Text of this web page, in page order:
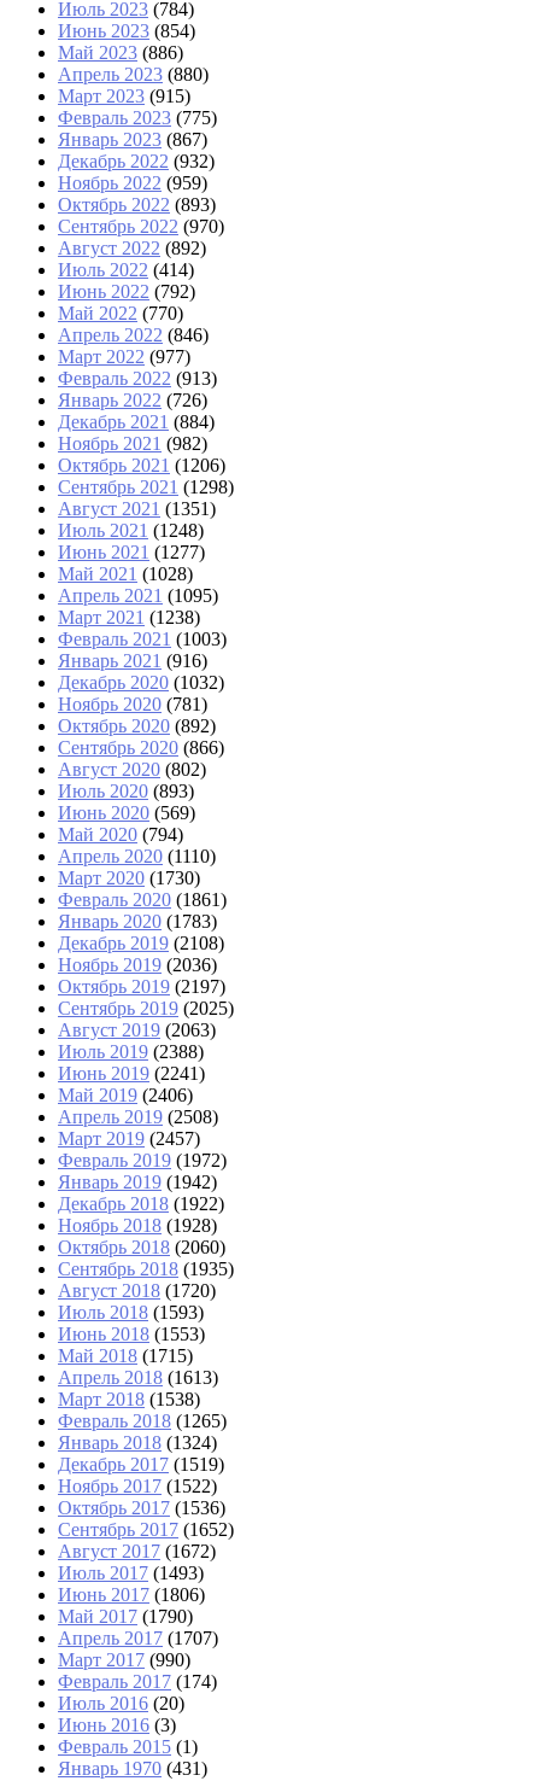
Июль 2023 (784)
Июнь 2023 (854)
Май 2023 (886)
Апрель 2023 (880)
Март 2023 (915)
Февраль 2023 (775)
Январь 2023 (867)
Декабрь 2022 (932)
Ноябрь 2022 (959)
Октябрь 2022 (893)
Сентябрь 2022 (970)
Август 2022 (892)
Июль 2022 (414)
Июнь 2022 (792)
Май 2022 (770)
Апрель 2022 (846)
Март 2022 (977)
Февраль 2022 (913)
Январь 2022 (726)
Декабрь 2021 (884)
Ноябрь 2021 (982)
Октябрь 2021 (1206)
Сентябрь 2021 (1298)
Август 2021 (1351)
Июль 2021 (1248)
Июнь 2021 (1277)
Май 2021 (1028)
Апрель 2021 (1095)
Март 2021 (1238)
Февраль 2021 (1003)
Январь 2021 (916)
Декабрь 2020 (1032)
Ноябрь 2020 (781)
Октябрь 2020 (892)
Сентябрь 2020 (866)
Август 2020 (802)
Июль 2020 (893)
Июнь 2020 (569)
Май 2020 (794)
Апрель 2020 (1110)
Март 2020 (1730)
Февраль 2020 (1861)
Январь 2020 (1783)
Декабрь 2019 (2108)
Ноябрь 2019 (2036)
Октябрь 2019 (2197)
Сентябрь 2019 (2025)
Август 2019 (2063)
Июль 2019 (2388)
Июнь 2019 (2241)
Май 2019 (2406)
Апрель 2019 (2508)
Март 2019 (2457)
Февраль 2019 (1972)
Январь 2019 (1942)
Декабрь 2018 (1922)
Ноябрь 2018 (1928)
Октябрь 2018 (2060)
Сентябрь 2018 (1935)
Август 2018 (1720)
Июль 2018 (1593)
Июнь 2018 (1553)
Май 2018 (1715)
Апрель 2018 (1613)
Март 2018 (1538)
Февраль 2018 (1265)
Январь 2018 (1324)
Декабрь 2017 (1519)
Ноябрь 2017 (1522)
Октябрь 2017 (1536)
Сентябрь 2017 (1652)
Август 2017 (1672)
Июль 2017 (1493)
Июнь 2017 (1806)
Май 2017 (1790)
Апрель 2017 (1707)
Март 2017 (990)
Февраль 2017 (174)
Июль 2016 (20)
Июнь 2016 (3)
Февраль 2015 (1)
Январь 1970 (431)